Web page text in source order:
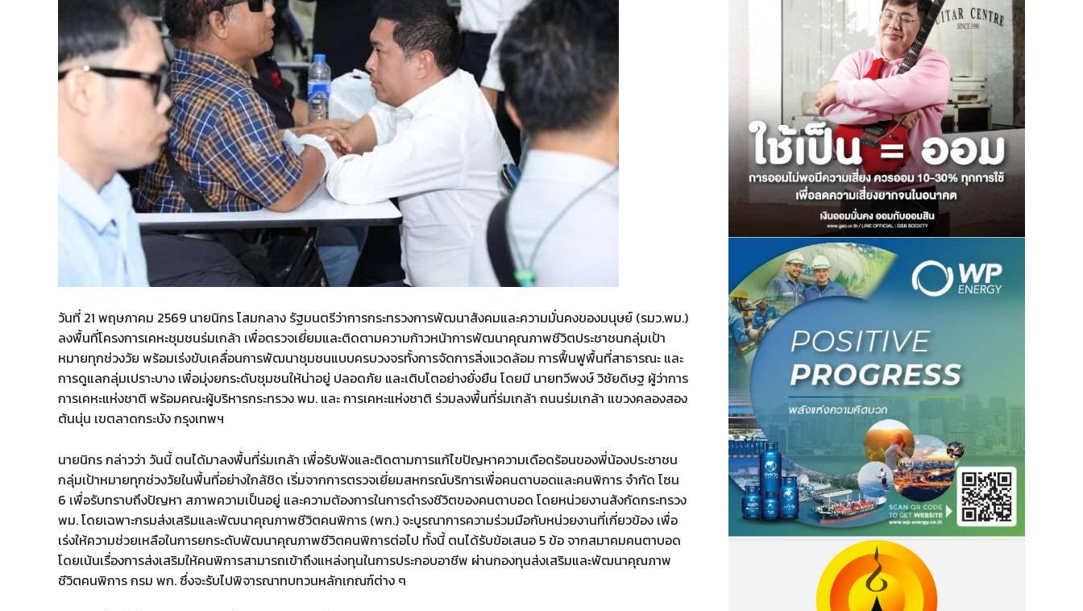
วันที่ 21 พฤษภาคม 2569 นายนิกร โสมกลาง รัฐมนตรีว่าการกระทรวงการพัฒนาสังคมและความมั่นคงของมนุษย์ (รมว.พม.)
ลงพื้นที่โครงการเคหะชุมชนร่มเกล้า เพื่อตรวจเยี่ยมและติดตามความก้าวหน้าการพัฒนาคุณภาพชีวิตประชาชนกลุ่มเป้า
หมายทุกช่วงวัย พร้อมเร่งขับเคลื่อนการพัฒนาชุมชนแบบครบวงจรทั้งการจัดการสิ่งแวดล้อม การฟื้นฟูพื้นที่สาธารณะ และ
การดูแลกลุ่มเปราะบาง เพื่อมุ่งยกระดับชุมชนให้น่าอยู่ ปลอดภัย และเติบโตอย่างยั่งยืน โดยมี นายทวีพงษ์ วิชัยดิษฐ ผู้ว่าการ
การเคหะแห่งชาติ พร้อมคณะผู้บริหารกระทรวง พม. และ การเคหะแห่งชาติ ร่วมลงพื้นที่ร่มเกล้า ถนนร่มเกล้า แขวงคลองสอง
ต้นนุ่น เขตลาดกระบัง กรุงเทพฯ
นายนิกร กล่าวว่า วันนี้ ตนได้มาลงพื้นที่ร่มเกล้า เพื่อรับฟังและติดตามการแก้ไขปัญหาความเดือดร้อนของพี่น้องประชาชน
กลุ่มเป้าหมายทุกช่วงวัยในพื้นที่อย่างใกล้ชิด เริ่มจากการตรวจเยี่ยมสหกรณ์บริการเพื่อคนตาบอดและคนพิการ จำกัด โซน
6 เพื่อรับทราบถึงปัญหา สภาพความเป็นอยู่ และความต้องการในการดำรงชีวิตของคนตาบอด โดยหน่วยงานสังกัดกระทรวง
พม. โดยเฉพาะกรมส่งเสริมและพัฒนาคุณภาพชีวิตคนพิการ (พก.) จะบูรณาการความร่วมมือกับหน่วยงานที่เกี่ยวข้อง เพื่อ
เร่งให้ความช่วยเหลือในการยกระดับพัฒนาคุณภาพชีวิตคนพิการต่อไป ทั้งนี้ ตนได้รับข้อเสนอ 5 ข้อ จากสมาคมคนตาบอด
โดยเน้นเรื่องการส่งเสริมให้คนพิการสามารถเข้าถึงแหล่งทุนในการประกอบอาชีพ ผ่านกองทุนส่งเสริมและพัฒนาคุณภาพ
ชีวิตคนพิการ กรม พก. ซึ่งจะรับไปพิจารณาทบทวนหลักเกณฑ์ต่าง ๆ